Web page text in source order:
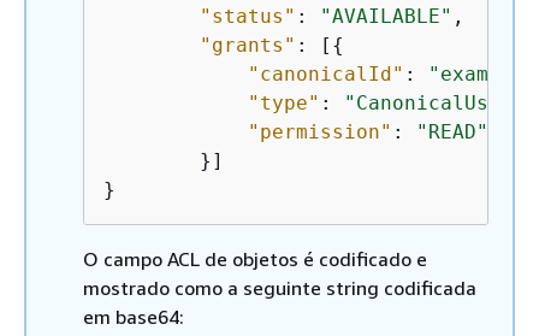
"status" : "AVAILABLE" ,
"grants" : [ {
"canonicalId" :
"type" : "CanonicalUser"
"permission" :
"READ"
        }]
}
O campo ACL de objetos é codificado e
mostrado como a seguinte string codificada
em base64: